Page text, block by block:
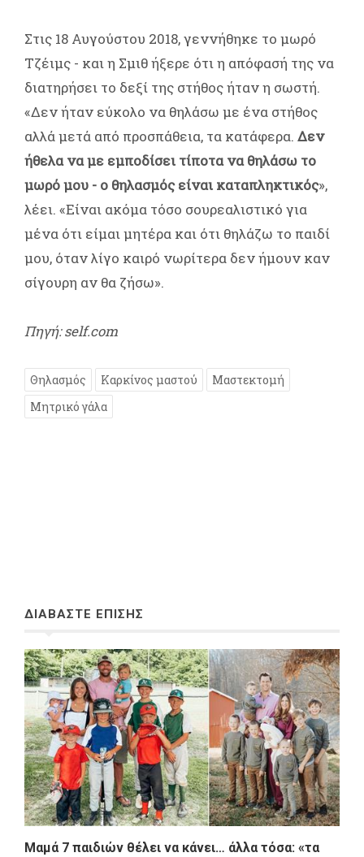
Στις 18 Αυγούστου 2018, γεννήθηκε το μωρό
Τζέιμς - και η Σμιθ ήξερε ότι η απόφασή της να
διατηρήσει το δεξί της στήθος ήταν η σωστή.
«Δεν ήταν εύκολο να θηλάσω με ένα στήθος
αλλά μετά από προσπάθεια, τα κατάφερα. Δεν
ήθελα να με εμποδίσει τίποτα να θηλάσω το
μωρό μου - ο θηλασμός είναι καταπληκτικός»,
λέει. «Είναι ακόμα τόσο σουρεαλιστικό για
μένα ότι είμαι μητέρα και ότι θηλάζω το παιδί
μου, όταν λίγο καιρό νωρίτερα δεν ήμουν καν
σίγουρη αν θα ζήσω».
Πηγή: self.com
Θηλασμός Καρκίνος μαστού
Μαστεκτομή
Μητρικό γάλα
ΔΙΑΒΑΣΤΕ ΕΠΙΣΗΣ
Μαμά 7 παιδιών θέλει να κάνει… άλλα τόσα: «τα